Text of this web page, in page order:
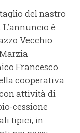
del nastro
è
Vecchio
Francesco
cooperativa
attività di
cessione
tipici, in